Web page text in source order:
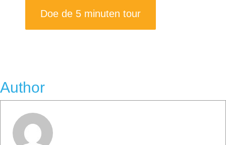
Doe de 5 minuten tour
Author